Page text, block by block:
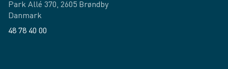
Park Allé 370, 2605 Brøndby
Danmark
48 78 40 00